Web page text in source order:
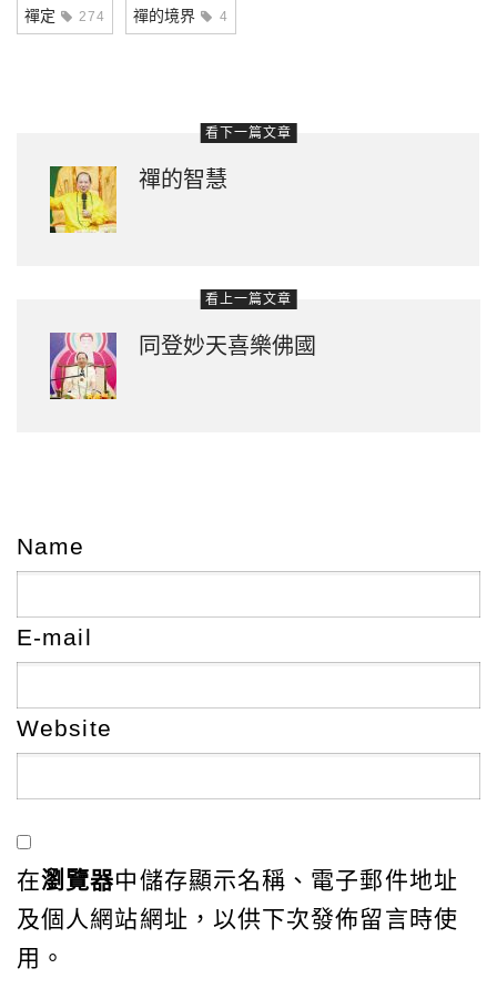
禪定 274 禪的境界 4
看下一篇文章
禪的智慧
看上一篇文章
同登妙天喜樂佛國
Name
E-mail
Website
在瀏覽器中儲存顯示名稱、電子郵件地址
及個人網站網址，以供下次發佈留言時使
用。